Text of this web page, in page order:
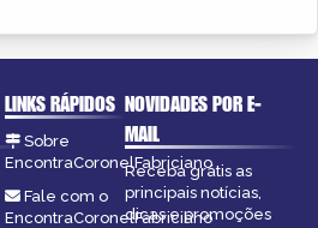
LINKS RÁPIDOS
Sobre
EncontraCoronelFabriciano
Fale com o
EncontraCoronelFabriciano
NOVIDADES POR E-
MAIL
Receba grátis as
principais notícias,
dicas e promoções